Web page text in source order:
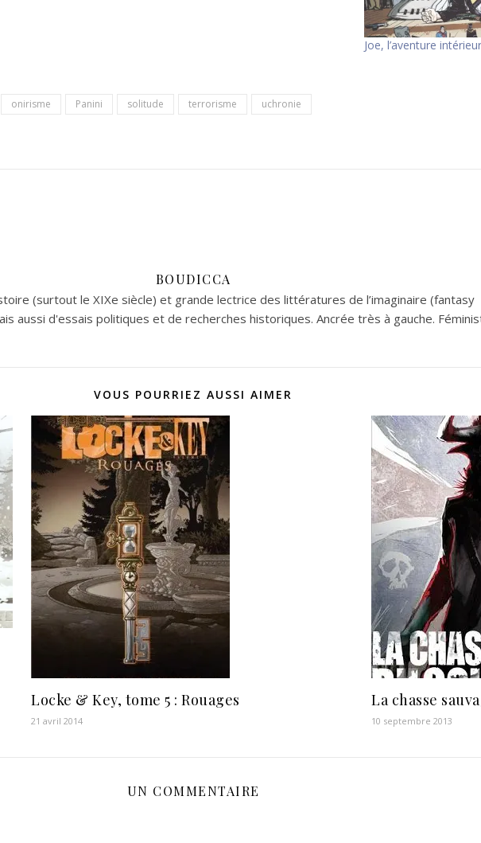
Joe, l’aventure
onirisme Panini solitude terrorisme uchronie
BOUDICCA
(surtout le XIXe siècle) et grande lectrice des littératures de l’imaginaire (fantasy
aussi d'essais politiques et de recherches historiques. Ancrée très à gauche.
VOUS POURRIEZ AUSSI AIMER
Locke & Key, tome 5 : Rouages
21 avril 2014
La chasse
10 septembre 2013
UN COMMENTAIRE